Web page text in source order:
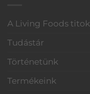
A Living Foods titok
Tudástár
Történetünk
Termékeink